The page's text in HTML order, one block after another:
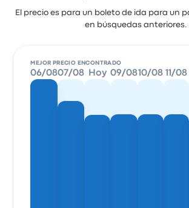
El precio es para un boleto de ida para un
en búsquedas anteriores.
MEJOR PRECIO ENCONTRADO
06/0807/08 Hoy 09/0810/08 11/08